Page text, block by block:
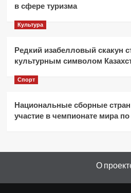
в сфере туризма
Культура
Редкий изабелловый скакун
культурным символом
Спорт
Национальные сборные
участие в чемпионате мира
О